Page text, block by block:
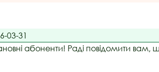
03-31
абоненти! Раді повідомити вам,